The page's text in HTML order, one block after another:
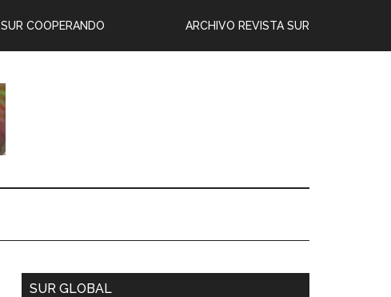
ARCHIVO REVISTA SUR
SUR COOPERANDO
SUR GLOBAL